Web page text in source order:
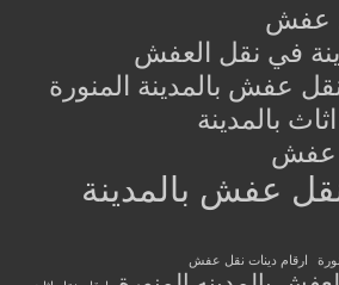
عفش
في نقل العفش
عفش بالمدينة المنورة
بالمدينة
عفش
عفش بالمدينة
ارقام دينات نقل عفش